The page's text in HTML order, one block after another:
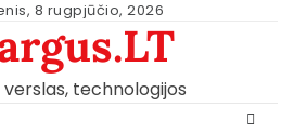
8 rugpjūčio, 2026
verslas, technologijos